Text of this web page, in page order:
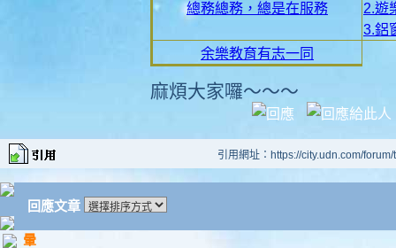
總務總務，總是在服務
2.遊
3.鋁
余樂教育有志一同
麻煩大家囉～～～
引用網址：https://city.udn.com/
回應文章
暈